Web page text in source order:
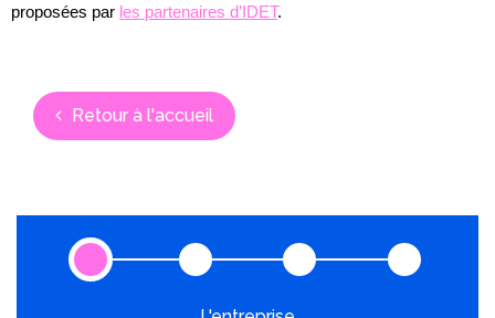
proposées par les partenaires d’IDET.